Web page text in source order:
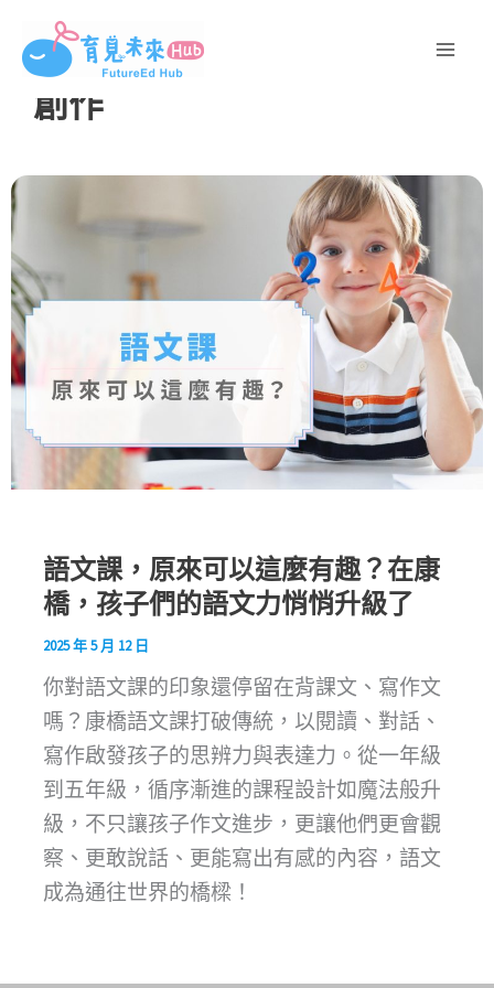
容
創作
語文課，原來可以這麼有趣？在康
橋，孩子們的語文力悄悄升級了
2025 年 5 月 12 日
你對語文課的印象還停留在背課文、寫作文
嗎？康橋語文課打破傳統，以閱讀、對話、
寫作啟發孩子的思辨力與表達力。從一年級
到五年級，循序漸進的課程設計如魔法般升
級，不只讓孩子作文進步，更讓他們更會觀
察、更敢說話、更能寫出有感的內容，語文
成為通往世界的橋樑！